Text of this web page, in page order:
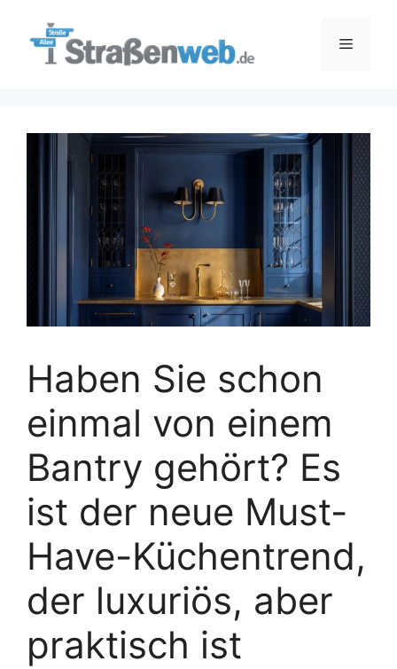
Menü
Haben Sie schon
einmal von einem
Bantry gehört? Es
ist der neue Must-
Have-Küchentrend,
der luxuriös, aber
praktisch ist